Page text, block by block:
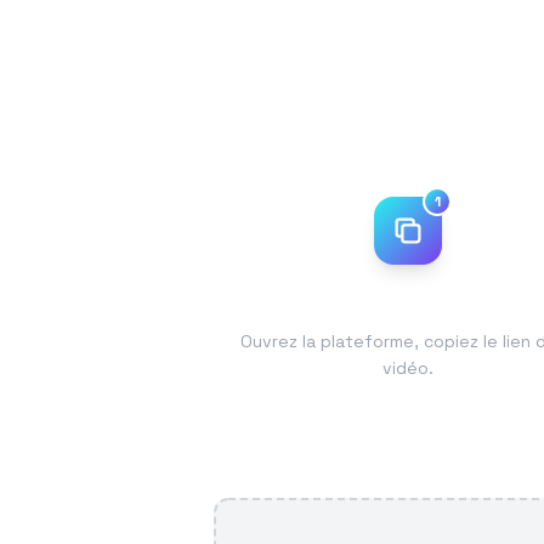
1
Ouvrez la plateforme, copiez le lien
vidéo.